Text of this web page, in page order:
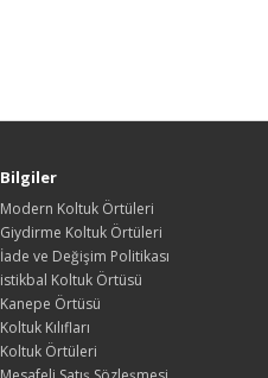
Bilgiler
Modern Koltuk Örtüleri
Giydirme Koltuk Örtüleri
İade ve Değişim Politikası
istikbal Koltuk Örtüsü
Kanepe Örtüsü
Koltuk Kılıfları
Koltuk Örtüleri